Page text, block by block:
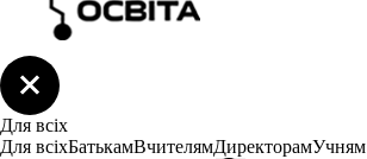
Для всіх
Для всіхБатькамВчителямДиректорамУчням